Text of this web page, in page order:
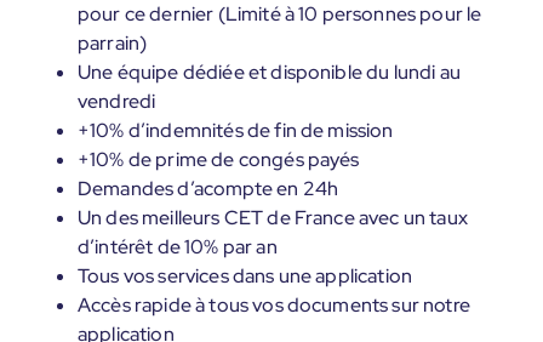
pour ce dernier (Limité à 10 personnes pour le
parrain)
Une équipe dédiée et disponible du lundi au
vendredi
+10% d’indemnités de fin de mission
+10% de prime de congés payés
Demandes d’acompte en 24h
Un des meilleurs CET de France avec un taux
d’intérêt de 10% par an
Tous vos services dans une application
Accès rapide à tous vos documents sur notre
application